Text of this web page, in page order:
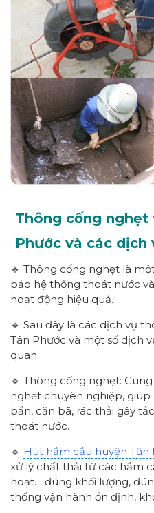
Thông cống nghẹt
Phước và các dịch
🔹 Thông cống nghẹt là
bảo hệ thống thoát nước
hoạt động hiệu quả.
🔹 Sau đây là các dịch vụ
Tân Phước và một số dịch
quan:
🔹 Thông cống nghẹt:
nghẹt chuyên nghiệp,
bẩn, cặn bã, rác thải gây
thoát nước.
🔹 Hút hầm cầu huyện Tân
xử lý chất thải từ các hầm
hoạt… đúng khối lượng,
thống vận hành ổn định,